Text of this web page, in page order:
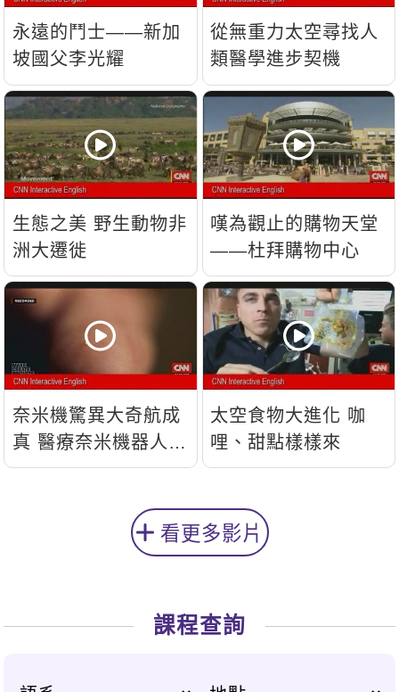
永遠的鬥士——新加
坡國父李光耀
從無重力太空尋找人
類醫學進步契機
生態之美 野生動物非
洲大遷徙
嘆為觀止的購物天堂
——杜拜購物中心
奈米機驚異大奇航成
真 醫療奈米機器人問
世
太空食物大進化 咖
哩、甜點樣樣來
看更多影片
課程查詢